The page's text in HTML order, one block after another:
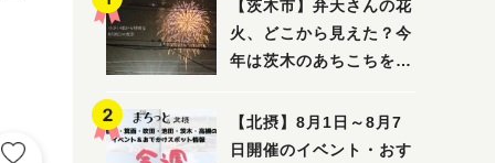
【茨木市】弁天さんの花
火、どこから見えた？今
年は茨木のあちこちを巡
【北摂】8月1日～8月7
日開催のイベント・おす